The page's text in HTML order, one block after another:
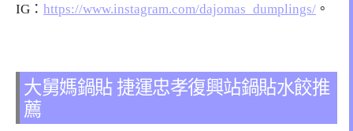
IG： https://www.instagram.com/dajomas_dumplings/ 。
大舅媽鍋貼 捷運忠孝復興站鍋貼水餃推
薦